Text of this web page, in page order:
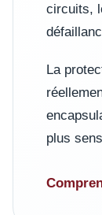
circuits,
La
plus